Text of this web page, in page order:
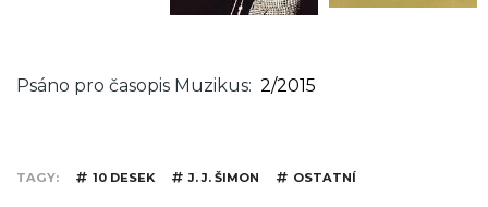
Psáno pro časopis Muzikus 2/2015
TAGY 10 DESEK J. J. ŠIMON OSTATNÍ